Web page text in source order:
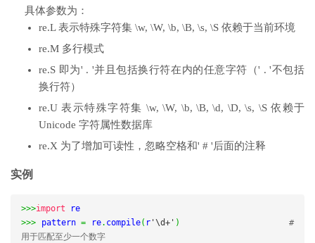
具体参数为：
re.L 表示特殊字符集 \w, \W, \b, \B, \s, \S 依赖于当前环境
re.M 多行模式
re.S 即为' . '并且包括换行符在内的任意字符（' . '不包括
换行符）
re.U 表示特殊字符集 \w, \W, \b, \B, \d, \D, \s, \S 依赖于
Unicode 字符属性数据库
re.X 为了增加可读性，忽略空格和' # '后面的注释
实例
>>>import
>>> pattern = re. compile( r '\d+' )
#
用于匹配至少一个数字